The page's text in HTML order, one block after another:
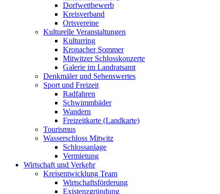
Dorfwettbewerb
Kreisverband
Ortsvereine
Kulturelle Veranstaltungen
Kulturring
Kronacher Sommer
Mitwitzer Schlosskonzerte
Galerie im Landratsamt
Denkmäler und Sehenswertes
Sport und Freizeit
Radfahren
Schwimmbäder
Wandern
Freizeitkarte (Landkarte)
Tourismus
Wasserschloss Mitwitz
Schlossanlage
Vermietung
Wirtschaft und Verkehr
Kreisentwicklung Team
Wirtschaftsförderung
Existenzgründung